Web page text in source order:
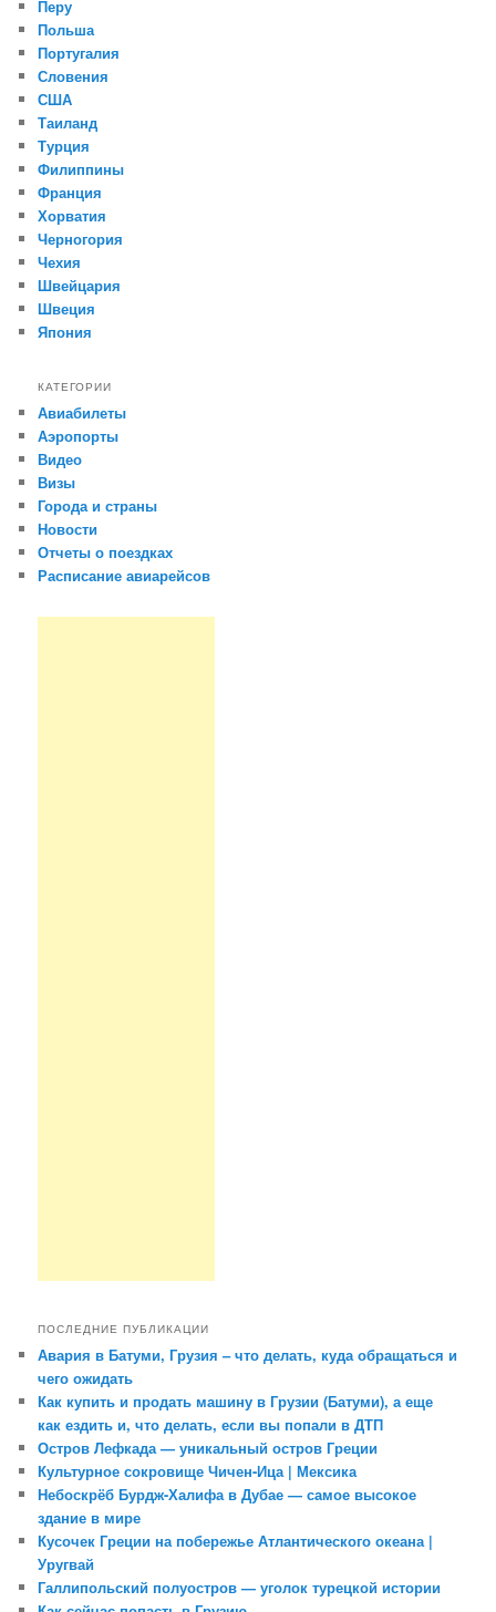
Перу
Польша
Португалия
Словения
США
Таиланд
Турция
Филиппины
Франция
Хорватия
Черногория
Чехия
Швейцария
Швеция
Япония
КАТЕГОРИИ
Авиабилеты
Аэропорты
Видео
Визы
Города и страны
Новости
Отчеты о поездках
Расписание авиарейсов
ПОСЛЕДНИЕ ПУБЛИКАЦИИ
Авария в Батуми, Грузия – что делать, куда обращаться и
чего ожидать
Как купить и продать машину в Грузии (Батуми), а еще
как ездить и, что делать, если вы попали в ДТП
Остров Лефкада — уникальный остров Греции
Культурное сокровище Чичен-Ица | Мексика
Небоскрёб Бурдж-Халифа в Дубае — самое высокое
здание в мире
Кусочек Греции на побережье Атлантического океана |
Уругвай
Галлипольский полуостров — уголок турецкой истории